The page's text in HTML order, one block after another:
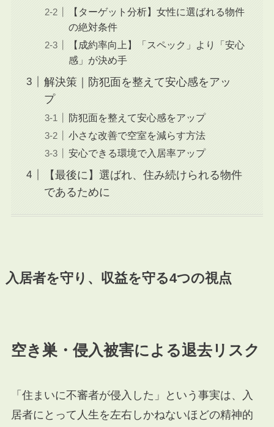
【ターゲット分析】女性に選ばれる物件
の絶対条件
【成約率向上】「スペック」より「安心
感」が決め手
解決策｜防犯面を整えて安心感をアッ
プ
防犯面を整えて安心感をアップ
小さな改善で空室を減らす方法
安心できる環境で入居率アップ
【最後に】選ばれ、住み続けられる物件
であるために
入居者を守り、収益を守る4つの視点
空き巣・侵入被害による退去リスク
「住まいに不審者が侵入した」という事実は、入
居者にとって人生を左右しかねないほどの精神的